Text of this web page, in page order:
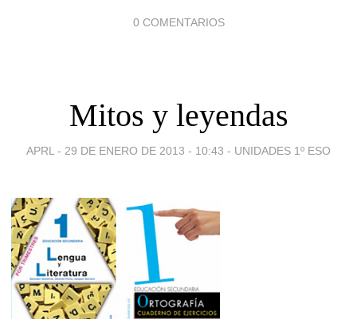
0 COMENTARIOS
Mitos y leyendas
APRL - 29 DE ENERO DE 2013 - 10:43 - UNIDADES 1º ESO